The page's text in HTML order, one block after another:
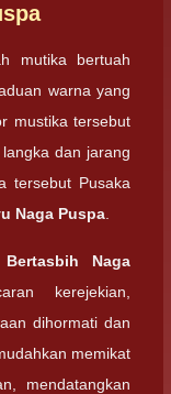
mutika bertuah
warna yang
mustika tersebut
dan jarang
tersebut Pusaka
Naga Puspa.
Naga
kerejekian,
dihormati dan
memikat
mendatangkan